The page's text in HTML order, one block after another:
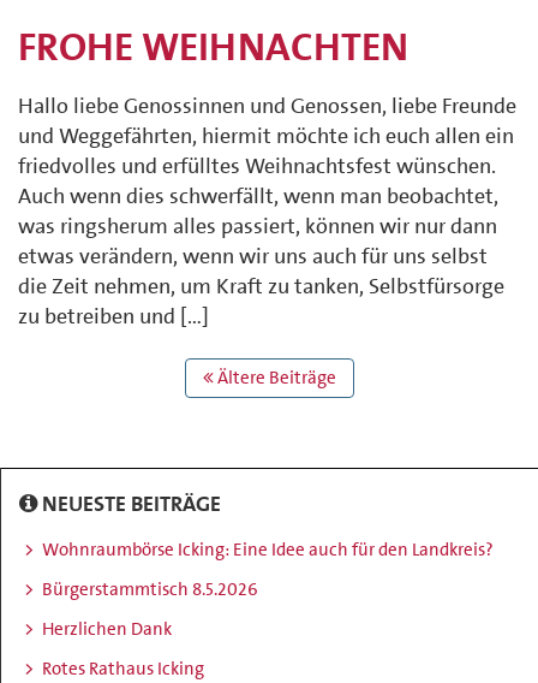
FROHE WEIHNACHTEN
Hallo liebe Genossinnen und Genossen, liebe Freunde
und Weggefährten, hiermit möchte ich euch allen ein
friedvolles und erfülltes Weihnachtsfest wünschen.
Auch wenn dies schwerfällt, wenn man beobachtet,
was ringsherum alles passiert, können wir nur dann
etwas verändern, wenn wir uns auch für uns selbst
die Zeit nehmen, um Kraft zu tanken, Selbstfürsorge
zu betreiben und […]
NAVIGATION
Ältere Beiträge
NEUESTE BEITRÄGE
Wohnraumbörse Icking: Eine Idee auch für den Landkreis?
Bürgerstammtisch 8.5.2026
Herzlichen Dank
Rotes Rathaus Icking